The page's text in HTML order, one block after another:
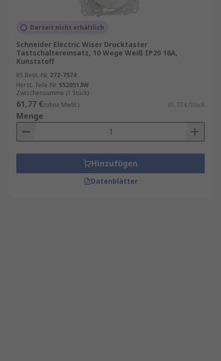
Derzeit nicht erhältlich
Schneider Electric Wiser Drucktaster
Tastschaltereinsatz, 10 Wege Weiß IP20 16A,
Kunststoff
RS Best.-Nr. 272-7574
Herst. Teile-Nr. S520513W
Zwischensumme (1 Stück)
61,77 €(ohne MwSt.) 61,77 €/Stück
Menge
Hinzufügen
Datenblätter